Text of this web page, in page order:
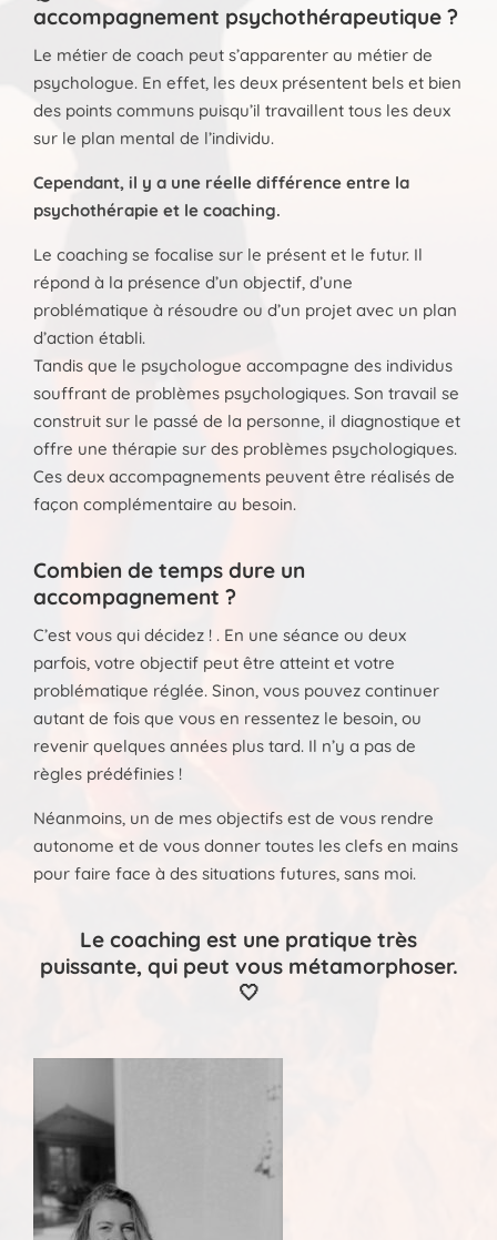
accompagnement psychothérapeutique ?
Le métier de coach peut s’apparenter au métier de
psychologue. En effet, les deux présentent bels et bien
des points communs puisqu’il travaillent tous les deux
sur le plan mental de l’individu.
Cependant, il y a une réelle différence entre la
psychothérapie et le coaching.
Le coaching se focalise sur le présent et le futur. Il
répond à la présence d’un objectif, d’une
problématique à résoudre ou d’un projet avec un plan
d’action établi.
Tandis que le psychologue accompagne des individus
souffrant de problèmes psychologiques. Son travail se
construit sur le passé de la personne, il diagnostique et
offre une thérapie sur des problèmes psychologiques.
Ces deux accompagnements peuvent être réalisés de
façon complémentaire au besoin.
Combien de temps dure un
accompagnement ?
C’est vous qui décidez ! . En une séance ou deux
parfois, votre objectif peut être atteint et votre
problématique réglée. Sinon, vous pouvez continuer
autant de fois que vous en ressentez le besoin, ou
revenir quelques années plus tard. Il n’y a pas de
règles prédéfinies !
Néanmoins, un de mes objectifs est de vous rendre
autonome et de vous donner toutes les clefs en mains
pour faire face à des situations futures, sans moi.
Le coaching est une pratique très
puissante, qui peut vous métamorphoser.
🤍